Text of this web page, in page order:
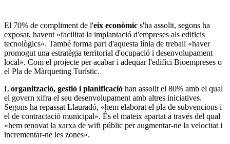
El 70% de compliment de l'eix econòmic s'ha assolit, segons ha
exposat, havent «facilitat la implantació d'empreses als edificis
tecnològics». També forma part d'aquesta línia de treball «haver
promogut una estratègia territorial d'ocupació i desenvolupament
local». Com el projecte per acabar i adequar l'edifici Bioempreses o
el Pla de Màrqueting Turístic.
L'organització, gestió i planificació han assolit el 80% amb el qual
el govern xifra el seu desenvolupament amb altres iniciatives.
Segons ha repassat Llauradó, «hem elaborat el pla de subvencions i
el de contractació municipal». És el mateix apartat a través del qual
«hem renovat la xarxa de wifi públic per augmentar-ne la velocitat i
incrementar-ne les zones».